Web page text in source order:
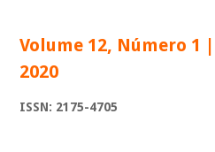
Volume 12, Número 1
2020
ISSN: 2175-4705